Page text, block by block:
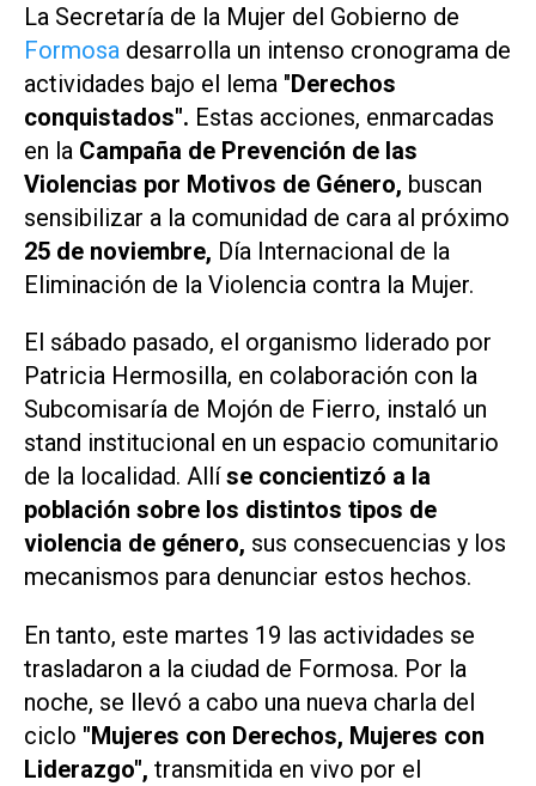
La Secretaría de la Mujer del Gobierno de
Formosa desarrolla un intenso cronograma de
actividades bajo el lema "Derechos
conquistados". Estas acciones, enmarcadas
en la Campaña de Prevención de las
Violencias por Motivos de Género, buscan
sensibilizar a la comunidad de cara al próximo
25 de noviembre, Día Internacional de la
Eliminación de la Violencia contra la Mujer.
El sábado pasado, el organismo liderado por
Patricia Hermosilla, en colaboración con la
Subcomisaría de Mojón de Fierro, instaló un
stand institucional en un espacio comunitario
de la localidad. Allíse concientizó a la
población sobre los distintos tipos de
violencia de género, sus consecuencias y los
mecanismos para denunciar estos hechos.
En tanto, este martes 19 las actividades se
trasladaron a la ciudad de Formosa. Por la
noche, se llevó a cabo una nueva charla del
ciclo "Mujeres con Derechos, Mujeres con
Liderazgo", transmitida en vivo por el